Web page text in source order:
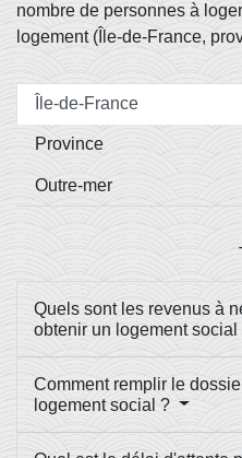
nombre de personnes à
logement (Île-de-France,
Île-de-France
Province
Outre-mer
Quels sont les revenus à
obtenir un logement social
Comment remplir le
logement social ?